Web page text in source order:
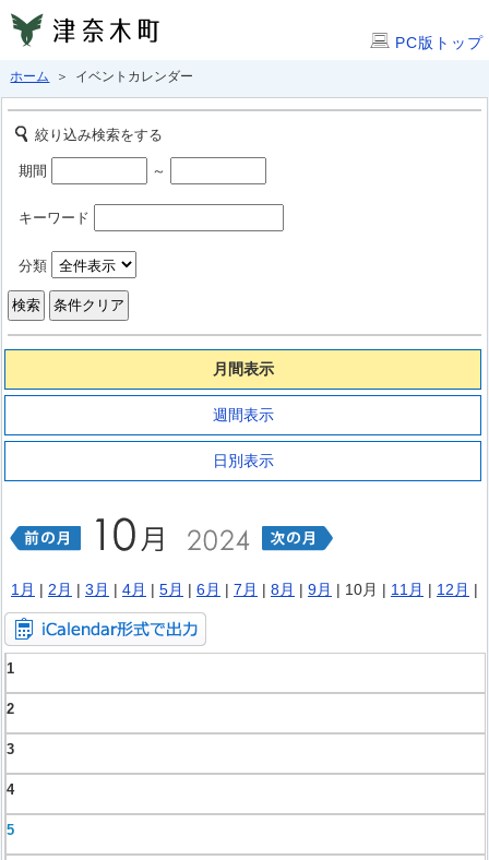
PC版トップ
ホーム ＞ イベントカレンダー
絞り込み検索をする
期間 ～
キーワード
分類
月間表示
週間表示
日別表示
1月 | 2月 | 3月 | 4月 | 5月 | 6月 | 7月 | 8月 | 9月 | 10月 | 11月 | 12月 |
1
2
3
4
5